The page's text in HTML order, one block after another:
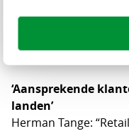
zijn werk heeft het
daarmee de
gestaan.
‘Aansprekende
landen’
Herman Tange: